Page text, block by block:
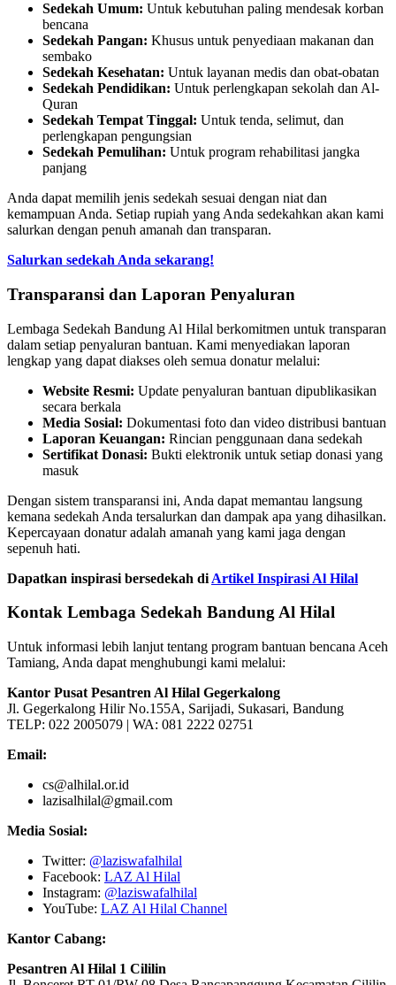
Sedekah Umum: Untuk kebutuhan paling mendesak korban
bencana
Sedekah Pangan: Khusus untuk penyediaan makanan dan
sembako
Sedekah Kesehatan: Untuk layanan medis dan obat-obatan
Sedekah Pendidikan: Untuk perlengkapan sekolah dan Al-
Quran
Sedekah Tempat Tinggal: Untuk tenda, selimut, dan
perlengkapan pengungsian
Sedekah Pemulihan: Untuk program rehabilitasi jangka
panjang
Anda dapat memilih jenis sedekah sesuai dengan niat dan
kemampuan Anda. Setiap rupiah yang Anda sedekahkan akan kami
salurkan dengan penuh amanah dan transparan.
Salurkan sedekah Anda sekarang!
Transparansi dan Laporan Penyaluran
Lembaga Sedekah Bandung Al Hilal berkomitmen untuk transparan
dalam setiap penyaluran bantuan. Kami menyediakan laporan
lengkap yang dapat diakses oleh semua donatur melalui:
Website Resmi: Update penyaluran bantuan dipublikasikan
secara berkala
Media Sosial: Dokumentasi foto dan video distribusi bantuan
Laporan Keuangan: Rincian penggunaan dana sedekah
Sertifikat Donasi: Bukti elektronik untuk setiap donasi yang
masuk
Dengan sistem transparansi ini, Anda dapat memantau langsung
kemana sedekah Anda tersalurkan dan dampak apa yang dihasilkan.
Kepercayaan donatur adalah amanah yang kami jaga dengan
sepenuh hati.
Dapatkan inspirasi bersedekah di Artikel Inspirasi Al Hilal
Kontak Lembaga Sedekah Bandung Al Hilal
Untuk informasi lebih lanjut tentang program bantuan bencana Aceh
Tamiang, Anda dapat menghubungi kami melalui:
Kantor Pusat Pesantren Al Hilal Gegerkalong
Jl. Gegerkalong Hilir No.155A, Sarijadi, Sukasari, Bandung
TELP: 022 2005079 | WA: 081 2222 02751
Email:
cs@alhilal.or.id
lazisalhilal@gmail.com
Media Sosial:
Twitter: @laziswafalhilal
Facebook: LAZ Al Hilal
Instagram: @laziswafalhilal
YouTube: LAZ Al Hilal Channel
Kantor Cabang:
Pesantren Al Hilal 1 Cililin